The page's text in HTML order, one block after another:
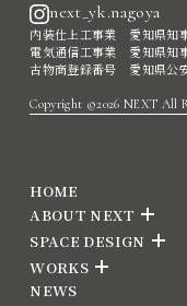
next_yk.nagoya
内装仕上工事業 愛知県知
電気通信工事業 愛知県知
古物商登録番号 愛知県公
Copyright ©2026 NEXT All
HOME
ABOUT NEXT
SPACE DESIGN
WORKS
NEWS